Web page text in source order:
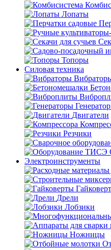
Лопаты
Топоры
Силовая техника
Двигатели
Резчики
Электроинструменты
Дрели
Лобзики
Ножницы